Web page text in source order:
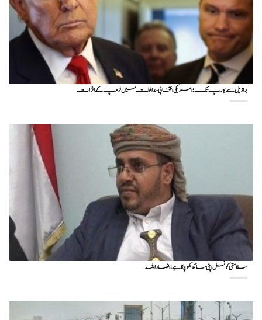
برازیل سے یورپ تک؛ امریکی انتخابی مداخلت میں ٹرمپ کے اثرات
سلامتی کونسل اپنی ساکھ کھو چکا ہے: انصار اللہ